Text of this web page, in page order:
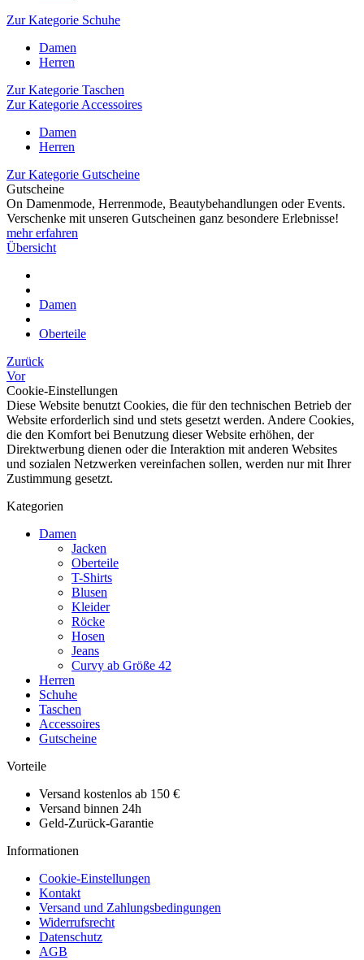
Zur Kategorie Schuhe
Damen
Herren
Zur Kategorie Taschen
Zur Kategorie Accessoires
Damen
Herren
Zur Kategorie Gutscheine
Gutscheine
On Damenmode, Herrenmode, Beautybehandlungen oder Events.
Verschenke mit unseren Gutscheinen ganz besondere Erlebnisse!
mehr erfahren
Übersicht
Damen
Oberteile
Zurück
Vor
Cookie-Einstellungen
Diese Website benutzt Cookies, die für den technischen Betrieb der
Website erforderlich sind und stets gesetzt werden. Andere Cookies,
die den Komfort bei Benutzung dieser Website erhöhen, der
Direktwerbung dienen oder die Interaktion mit anderen Websites
und sozialen Netzwerken vereinfachen sollen, werden nur mit Ihrer
Zustimmung gesetzt.
Kategorien
Damen
Jacken
Oberteile
T-Shirts
Blusen
Kleider
Röcke
Hosen
Jeans
Curvy ab Größe 42
Herren
Schuhe
Taschen
Accessoires
Gutscheine
Vorteile
Versand kostenlos ab 150 €
Versand binnen 24h
Geld-Zurück-Garantie
Informationen
Cookie-Einstellungen
Kontakt
Versand und Zahlungsbedingungen
Widerrufsrecht
Datenschutz
AGB